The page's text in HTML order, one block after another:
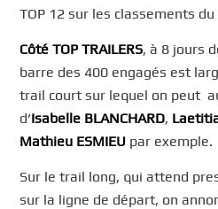
TOP 12 sur les classements
Côté TOP TRAILERS, à 8 jours
barre des 400 engagés est
trail court sur lequel on peut
d’Isabelle BLANCHARD,
Mathieu ESMIEU par exemple.
Sur le trail long, qui attend
sur la ligne de départ, on